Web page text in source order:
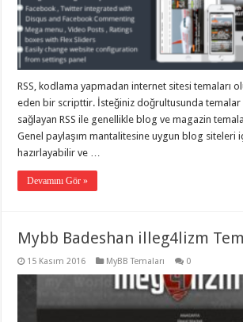
RSS, kodlama yapmadan internet sitesi temaları
eden bir scripttir. İsteğiniz doğrultusunda temalar
sağlayan RSS ile genellikle blog ve magazin
Genel paylaşım mantalitesine uygun blog siteleri
hazırlayabilir ve …
Devamını Gör »
Mybb Badeshan illeg4lizm
15 Kasım 2016 MyBB Temaları 0